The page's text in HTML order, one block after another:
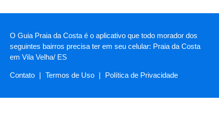
O Guia Praia da Costa é o aplicativo que todo morador dos
seguintes bairros precisa ter em seu celular: Praia da Costa
em Vila Velha/ ES
Contato | Termos de Uso | Política de Privacidade